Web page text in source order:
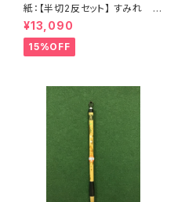
紙：【半切2反セット】 すみれ
(かな向き) (1反100枚×2) <商
品番号1200>
¥13,090
15%OFF